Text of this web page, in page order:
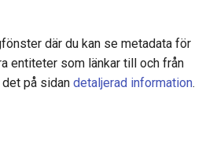
där du kan se metadata för
entiteter som länkar till och från
på sidan detaljerad information.